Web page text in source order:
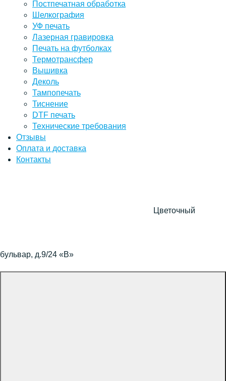
Постпечатная обработка
Шелкография
УФ печать
Лазерная гравировка
Печать на футболках
Термотрансфер
Вышивка
Деколь
Тампопечать
Тиснение
DTF печать
Технические требования
Отзывы
Оплата и доставка
Контакты
Цветочный
бульвар, д.9/24 «В»